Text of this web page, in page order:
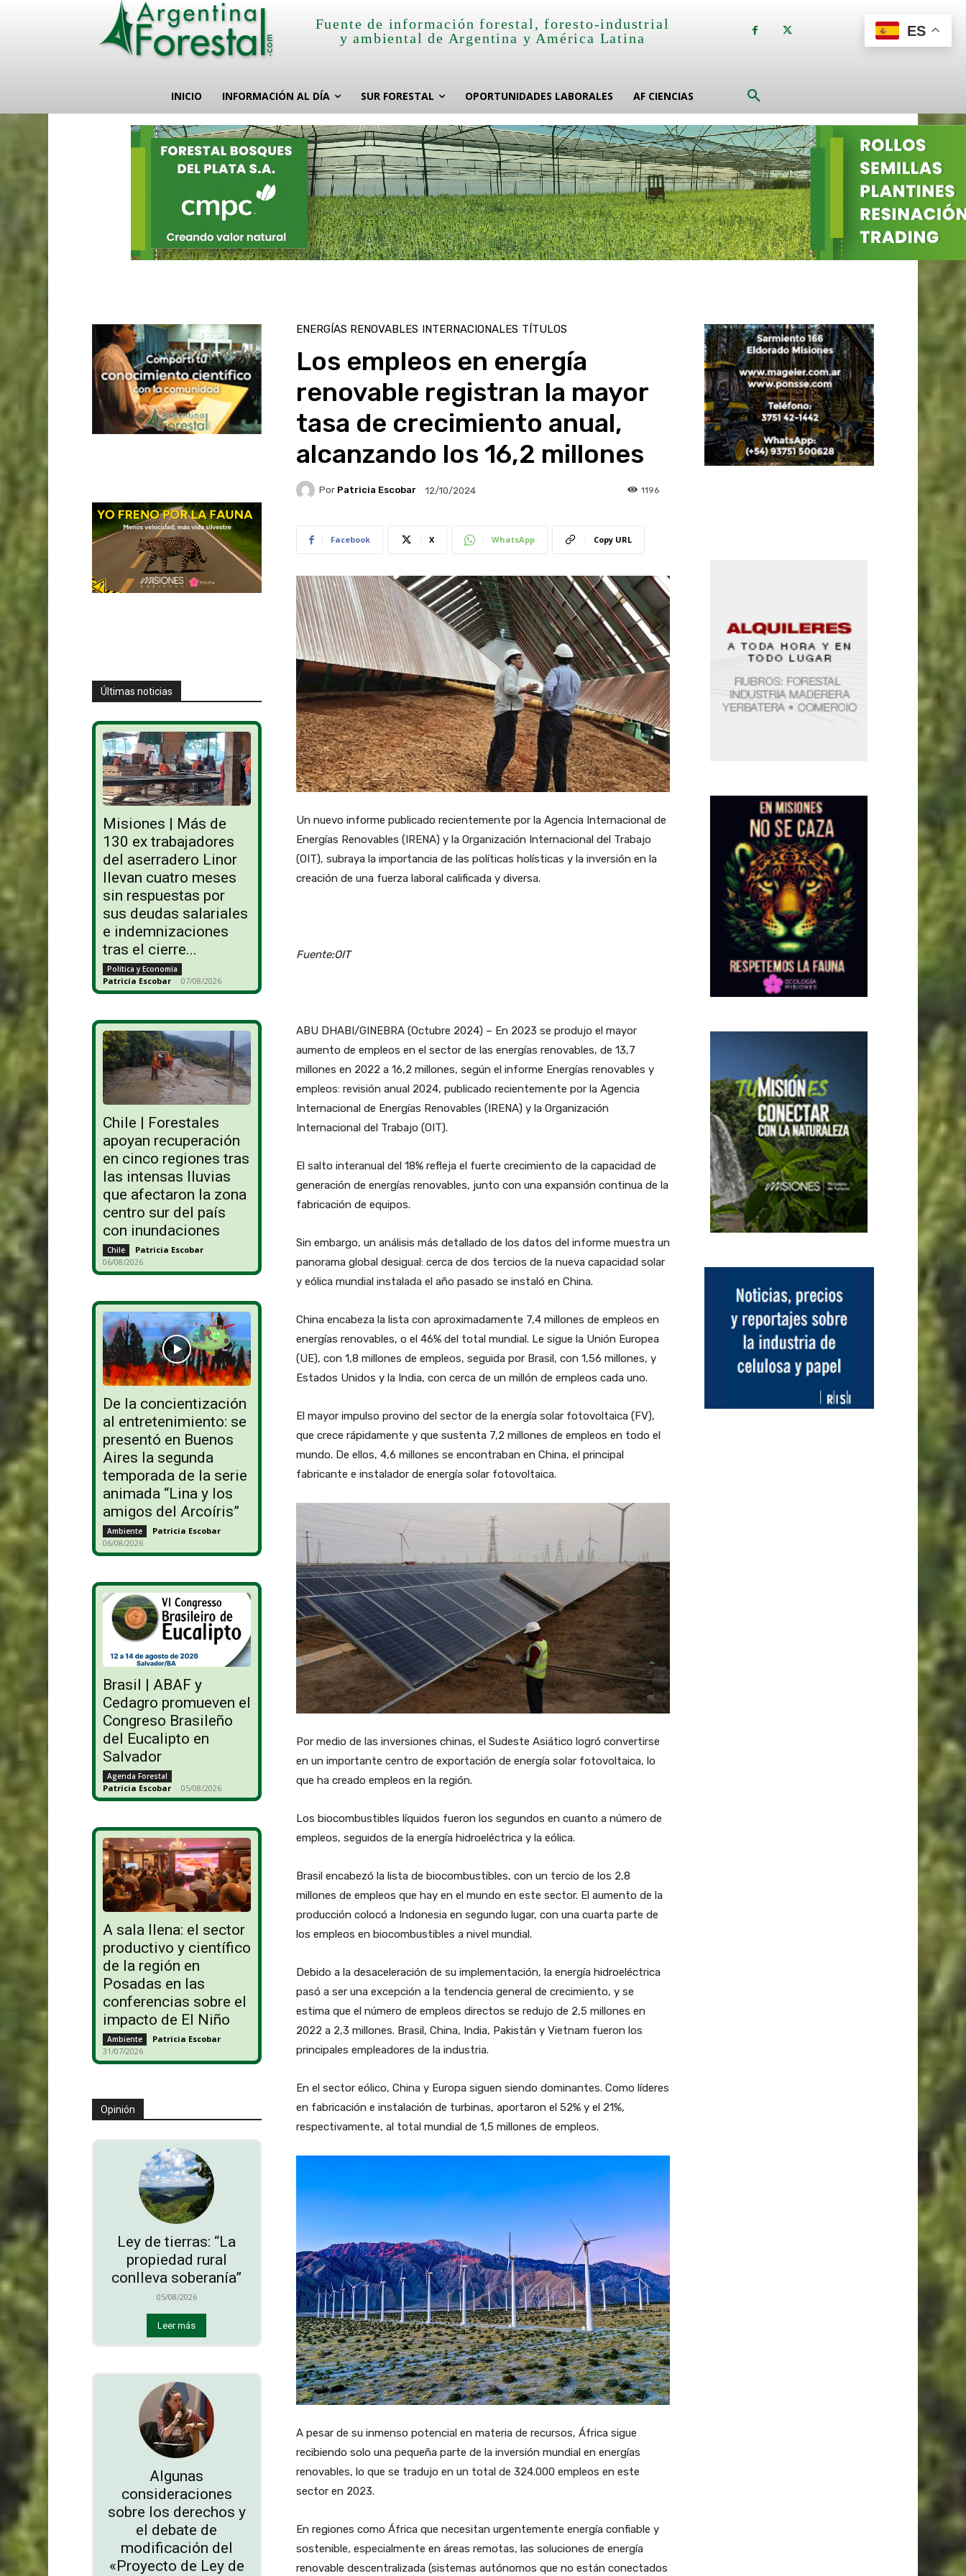
Fuente de información forestal, foresto-industrial
y ambiental de Argentina y América Latina
INICIO INFORMACIÓN AL DÍA SUR FORESTAL OPORTUNIDADES LABORALES AF CIENCIAS
Últimas noticias
Misiones | Más de
130 ex trabajadores
del aserradero Linor
llevan cuatro meses
sin respuestas por
sus deudas salariales
e indemnizaciones
tras el cierre...
Política y Economía
Patricia Escobar - 07/08/2026
Chile | Forestales
apoyan recuperación
en cinco regiones tras
las intensas lluvias
que afectaron la zona
centro sur del país
con inundaciones
Chile Patricia Escobar -
06/08/2026
De la concientización
al entretenimiento: se
presentó en Buenos
Aires la segunda
temporada de la serie
animada “Lina y los
amigos del Arcoíris”
Ambiente Patricia Escobar -
06/08/2026
Brasil | ABAF y
Cedagro promueven el
Congreso Brasileño
del Eucalipto en
Salvador
Agenda Forestal
Patricia Escobar - 05/08/2026
A sala llena: el sector
productivo y científico
de la región en
Posadas en las
conferencias sobre el
impacto de El Niño
Ambiente Patricia Escobar -
31/07/2026
Opinión
Ley de tierras: “La
propiedad rural
conlleva soberanía”
05/08/2026
Leer más
Algunas
consideraciones
sobre los derechos y
el debate de
modificación del
«Proyecto de Ley de
ENERGÍAS RENOVABLES INTERNACIONALES TÍTULOS
Los empleos en energía
renovable registran la mayor
tasa de crecimiento anual,
alcanzando los 16,2 millones
Por Patricia Escobar 12/10/2024 1196
Facebook X WhatsApp Copy URL
Un nuevo informe publicado recientemente por la Agencia Internacional de
Energías Renovables (IRENA) y la Organización Internacional del Trabajo
(OIT), subraya la importancia de las políticas holísticas y la inversión en la
creación de una fuerza laboral calificada y diversa.
Fuente:OIT
ABU DHABI/GINEBRA (Octubre 2024) – En 2023 se produjo el mayor
aumento de empleos en el sector de las energías renovables, de 13,7
millones en 2022 a 16,2 millones, según el informe Energías renovables y
empleos: revisión anual 2024, publicado recientemente por la Agencia
Internacional de Energías Renovables (IRENA) y la Organización
Internacional del Trabajo (OIT).
El salto interanual del 18% refleja el fuerte crecimiento de la capacidad de
generación de energías renovables, junto con una expansión continua de la
fabricación de equipos.
Sin embargo, un análisis más detallado de los datos del informe muestra un
panorama global desigual: cerca de dos tercios de la nueva capacidad solar
y eólica mundial instalada el año pasado se instaló en China.
China encabeza la lista con aproximadamente 7,4 millones de empleos en
energías renovables, o el 46% del total mundial. Le sigue la Unión Europea
(UE), con 1,8 millones de empleos, seguida por Brasil, con 1,56 millones, y
Estados Unidos y la India, con cerca de un millón de empleos cada uno.
El mayor impulso provino del sector de la energía solar fotovoltaica (FV),
que crece rápidamente y que sustenta 7,2 millones de empleos en todo el
mundo. De ellos, 4,6 millones se encontraban en China, el principal
fabricante e instalador de energía solar fotovoltaica.
Por medio de las inversiones chinas, el Sudeste Asiático logró convertirse
en un importante centro de exportación de energía solar fotovoltaica, lo
que ha creado empleos en la región.
Los biocombustibles líquidos fueron los segundos en cuanto a número de
empleos, seguidos de la energía hidroeléctrica y la eólica.
Brasil encabezó la lista de biocombustibles, con un tercio de los 2,8
millones de empleos que hay en el mundo en este sector. El aumento de la
producción colocó a Indonesia en segundo lugar, con una cuarta parte de
los empleos en biocombustibles a nivel mundial.
Debido a la desaceleración de su implementación, la energía hidroeléctrica
pasó a ser una excepción a la tendencia general de crecimiento, y se
estima que el número de empleos directos se redujo de 2,5 millones en
2022 a 2,3 millones. Brasil, China, India, Pakistán y Vietnam fueron los
principales empleadores de la industria.
En el sector eólico, China y Europa siguen siendo dominantes. Como líderes
en fabricación e instalación de turbinas, aportaron el 52% y el 21%,
respectivamente, al total mundial de 1,5 millones de empleos.
A pesar de su inmenso potencial en materia de recursos, África sigue
recibiendo solo una pequeña parte de la inversión mundial en energías
renovables, lo que se tradujo en un total de 324.000 empleos en este
sector en 2023.
En regiones como África que necesitan urgentemente energía confiable y
sostenible, especialmente en áreas remotas, las soluciones de energía
renovable descentralizada (sistemas autónomos que no están conectados
ES